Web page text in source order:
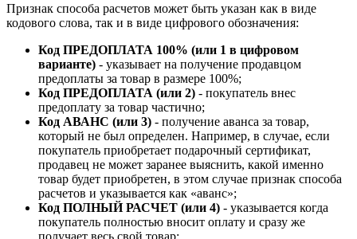
Признак способа расчетов может быть указан как в виде
кодового слова, так и в виде цифрового обозначения:
Код ПРЕДОПЛАТА 100% (или 1 в цифровом
варианте) - указывает на получение продавцом
предоплаты за товар в размере 100%;
Код ПРЕДОПЛАТА (или 2) - покупатель внес
предоплату за товар частично;
Код АВАНС (или 3) - получение аванса за товар,
который не был определен. Например, в случае, если
покупатель приобретает подарочный сертификат,
продавец не может заранее выяснить, какой именно
товар будет приобретен, в этом случае признак способа
расчетов и указывается как «аванс»;
Код ПОЛНЫЙ РАСЧЕТ (или 4) - указывается когда
покупатель полностью вносит оплату и сразу же
получает весь свой товар;